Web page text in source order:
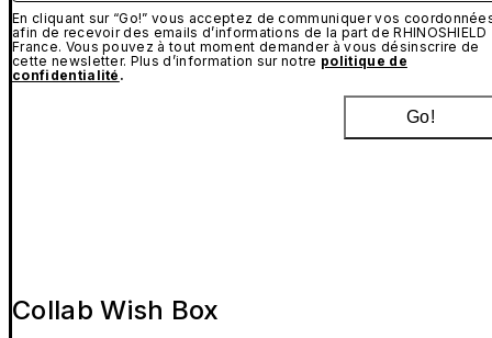
En cliquant sur “Go!” vous acceptez de communiquer vos
afin de recevoir des emails d’informations de la part de RHINOSHIELD
France. Vous pouvez à tout moment demander à vous désinscrire de
cette newsletter. Plus d’information sur notre politique de
confidentialité .
Go!
Collab Wish Box